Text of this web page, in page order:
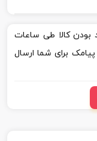
بودن کالا طی ساعات
برای شما ارسال